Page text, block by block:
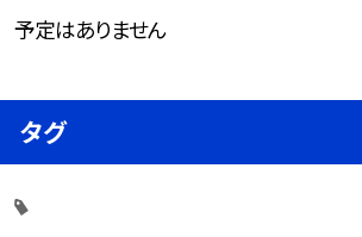
予定はありません
タグ